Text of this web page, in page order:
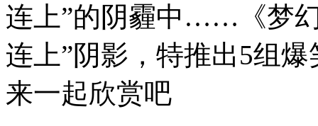
连上”的阴霾中……《梦
连上”阴影，特推出5组
来一起欣赏吧